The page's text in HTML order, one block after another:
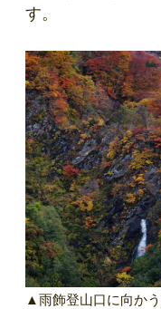
す。
▲雨飾登山口に向か